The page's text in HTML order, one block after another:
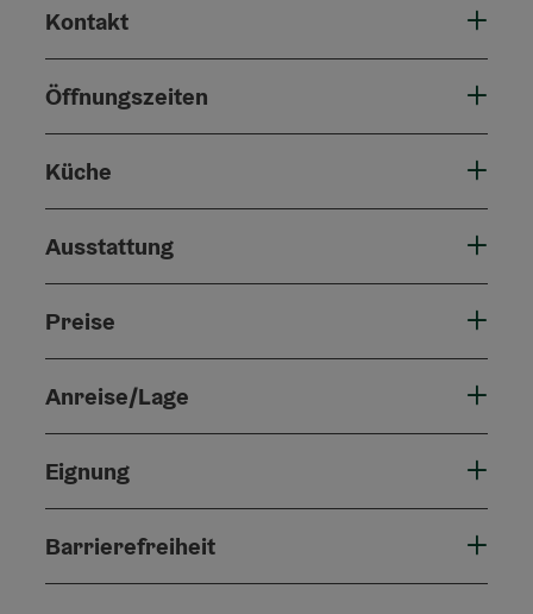
Kontakt
Öffnungszeiten
Küche
Ausstattung
Preise
Anreise/Lage
Eignung
Barrierefreiheit